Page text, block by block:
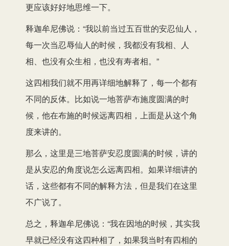
更应该好好地思维一下。
释迦牟尼佛说：“我以前当过五百世的安忍仙人，
每一次当忍辱仙人的时候，我都没有我相、人
相、也没有众生相，也没有寿者相。”
这四相我们就不用再详细地解释了，每一个都有
不同的反体。比如说一地菩萨布施度圆满的时
候，他在布施的时候远离四相，上面是从这个角
度来讲的。
那么，这里是三地菩萨安忍度圆满的时候，讲的
是从安忍的角度说怎么远离四相。如果详细讲的
话，这些都有不同的解释方法，但是我们在这里
不广说了。
总之，释迦牟尼佛说：“我在因地的时候，其实我
早就已经没有这四种相了，如果我当时有四相的